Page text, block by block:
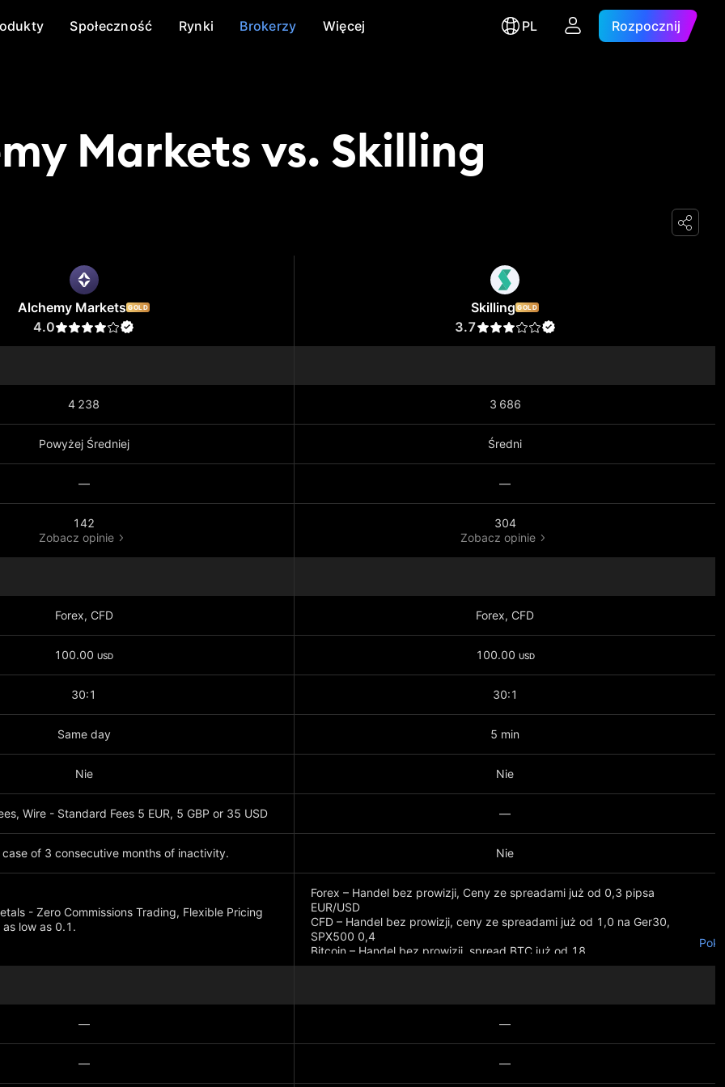
Społeczność Rynki Brokerzy Więcej PL Rozpocznij
Markets vs. Skilling
Alchemy Markets GOLD
4.0
Skilling GOLD
3.7
4 238 3 686
Powyżej Średniej Średni
— —
142
Zobacz opinie
304
Zobacz opinie
Forex, CFD Forex, CFD
100.00 USD 100.00 USD
30:1 30:1
Same day 5 min
Nie Nie
Wire - Standard Fees 5 EUR, 5 GBP or 35 USD —
case of 3 consecutive months of inactivity. Nie
- Zero Commissions Trading, Flexible Pricing
low as 0.1.
Forex – Handel bez prowizji, Ceny ze spreadami już od 0,3 pipsa
EUR/USD
CFD – Handel bez prowizji, ceny ze spreadami już od 1,0 na Ger30,
SPX500 0,4
Bitcoin – Handel bez prowizji, spread BTC już od 18
— —
— —